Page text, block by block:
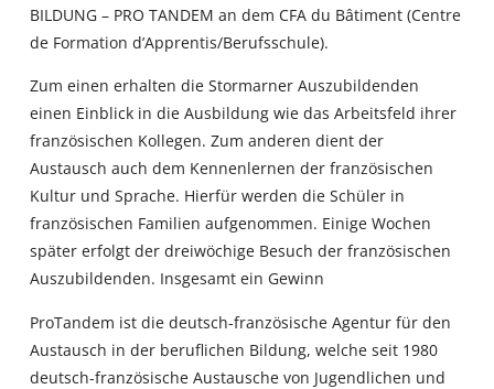
BILDUNG – PRO TANDEM an dem CFA du Bâtiment (Centre
de Formation d’Apprentis/Berufsschule).
Zum einen erhalten die Stormarner Auszubildenden
einen Einblick in die Ausbildung wie das Arbeitsfeld ihrer
französischen Kollegen. Zum anderen dient der
Austausch auch dem Kennenlernen der französischen
Kultur und Sprache. Hierfür werden die Schüler in
französischen Familien aufgenommen. Einige Wochen
später erfolgt der dreiwöchige Besuch der französischen
Auszubildenden. Insgesamt ein Gewinn
ProTandem ist die deutsch-französische Agentur für den
Austausch in der beruflichen Bildung, welche seit 1980
deutsch-französische Austausche von Jugendlichen und